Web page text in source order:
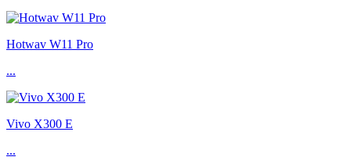
Hotwav W11 Pro
...
Vivo X300 E
...